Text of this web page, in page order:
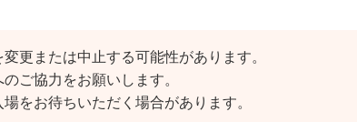
更または中止する可能性があります。
ご協力をお願いします。
をお待ちいただく場合があります。